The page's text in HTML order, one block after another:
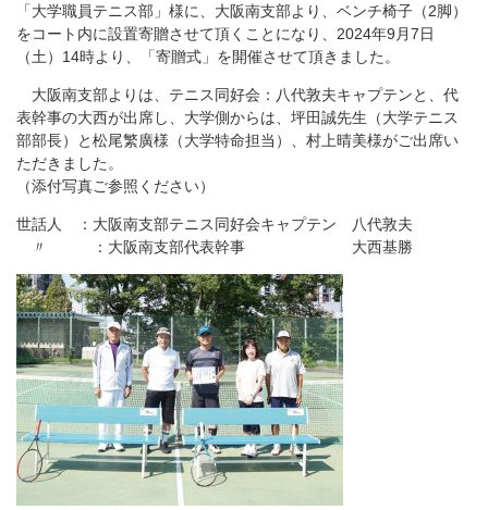
「大学職員テニス部」様に、大阪南支部より、ベンチ椅子（2脚）
をコート内に設置寄贈させて頂くことになり、2024年9月7日
（土）14時より、「寄贈式」を開催させて頂きました。
大阪南支部よりは、テニス同好会：八代敦夫キャプテンと、代
表幹事の大西が出席し、大学側からは、坪田誠先生（大学テニス
部部長）と松尾繁廣様（大学特命担当）、村上晴美様がご出席い
ただきました。
（添付写真ご参照ください）
世話人 ：大阪南支部テニス同好会キャプテン 八代敦夫
〃 ：大阪南支部代表幹事 大西基勝